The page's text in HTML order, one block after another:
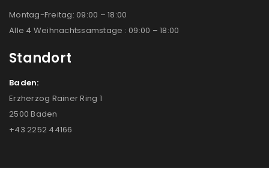
Montag-Freitag: 09:00 – 18:00
Alle 4 Weihnachtssamstage : 09:00 – 18:00
Standort
Baden:
Erzherzog Rainer Ring 1
2500 Baden
+43 2252 44166